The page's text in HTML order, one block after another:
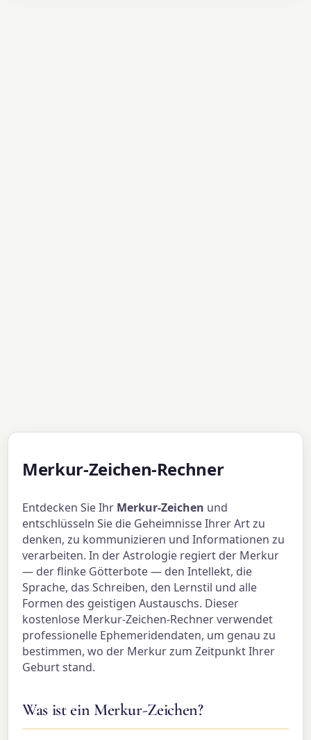
Merkur-Zeichen-Rechner
Entdecken Sie Ihr Merkur-Zeichen und
entschlüsseln Sie die Geheimnisse Ihrer Art zu
denken, zu kommunizieren und Informationen zu
verarbeiten. In der Astrologie regiert der Merkur
— der flinke Götterbote — den Intellekt, die
Sprache, das Schreiben, den Lernstil und alle
Formen des geistigen Austauschs. Dieser
kostenlose Merkur-Zeichen-Rechner verwendet
professionelle Ephemeridendaten, um genau zu
bestimmen, wo der Merkur zum Zeitpunkt Ihrer
Geburt stand.
Was ist ein Merkur-Zeichen?